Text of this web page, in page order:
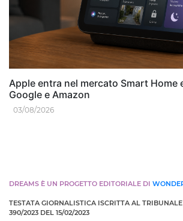
Apple entra nel mercato Smart Home
Google e Amazon
03/08/2026
DREAMS È UN PROGETTO EDITORIALE DI
TESTATA GIORNALISTICA ISCRITTA AL
390/2023 DEL 15/02/2023